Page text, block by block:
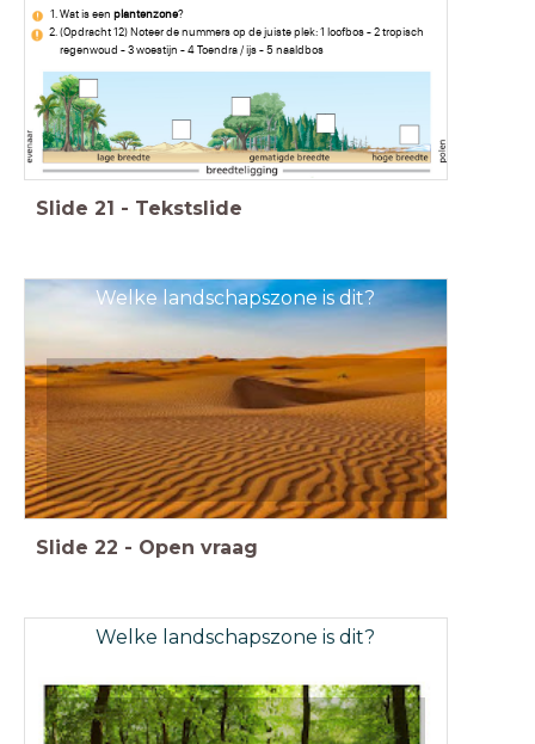
Wat is een plantenzone?
(Opdracht 12) Noteer de nummers op de juiste plek: 1 loofbos - 2 tropisch
regenwoud - 3 woestijn - 4 Toendra / ijs - 5 naaldbos
Slide 21 - Tekstslide
Welke landschapszone is dit?
Slide 22 - Open vraag
Welke landschapszone is dit?